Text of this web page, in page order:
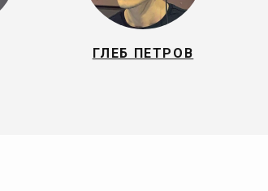
ГЛЕБ ПЕТРОВ